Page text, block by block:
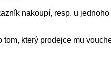
nakoupí, resp. u
který prodejce mu